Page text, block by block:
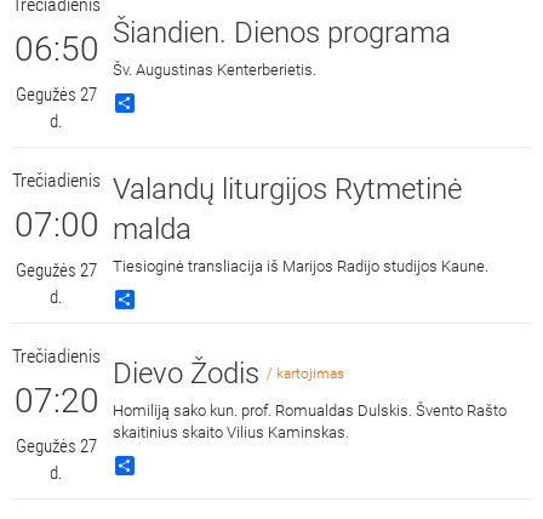
06:50
Gegužės 27
d.
Šiandien. Dienos programa
Šv. Augustinas Kenterberietis.
Trečiadienis
07:00
Gegužės 27
d.
Valandų liturgijos Rytmetinė
malda
Tiesioginė transliacija iš Marijos Radijo studijos Kaune.
Trečiadienis
07:20
Gegužės 27
d.
Dievo Žodis / kartojimas
Homiliją sako kun. prof. Romualdas Dulskis. Švento Rašto
skaitinius skaito Vilius Kaminskas.